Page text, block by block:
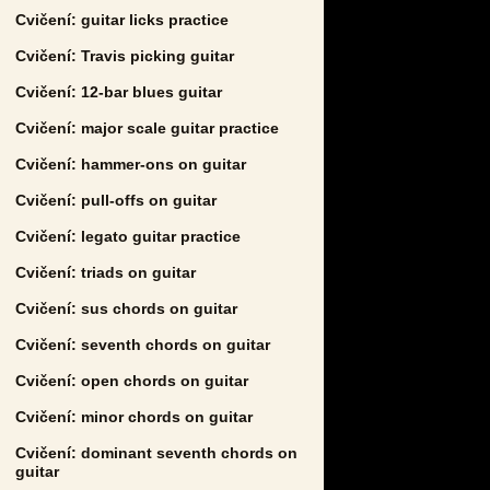
Cvičení: guitar licks practice
Cvičení: Travis picking guitar
Cvičení: 12-bar blues guitar
Cvičení: major scale guitar practice
Cvičení: hammer-ons on guitar
Cvičení: pull-offs on guitar
Cvičení: legato guitar practice
Cvičení: triads on guitar
Cvičení: sus chords on guitar
Cvičení: seventh chords on guitar
Cvičení: open chords on guitar
Cvičení: minor chords on guitar
Cvičení: dominant seventh chords on
guitar